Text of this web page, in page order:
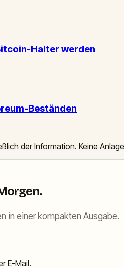
Halter werden
Beständen
der Information. Keine
in einer kompakten Ausgabe.
E-Mail.